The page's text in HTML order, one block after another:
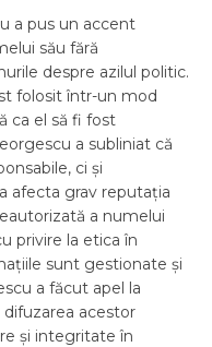
a pus un accent
său fără
despre azilul politic.
folosit într-un mod
ca el să fi fost
a subliniat că
ci și
afecta grav reputația
a numelui
privire la etica în
sunt gestionate și
a făcut apel la
acestor
și integritate în